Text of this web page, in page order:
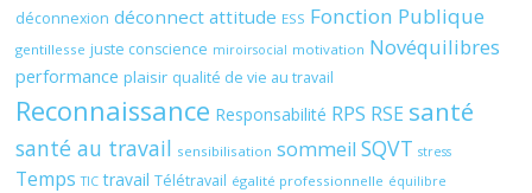
déconnexion déconnect attitude ESS Fonction Publique
gentillesse juste conscience miroirsocial motivation Novéquilibres
performance plaisir qualité de vie au travail
Reconnaissance Responsabilité RPS RSE santé
santé au travail sensibilisation sommeil SQVT stress
Temps TIC travail Télétravail égalité professionnelle équilibre